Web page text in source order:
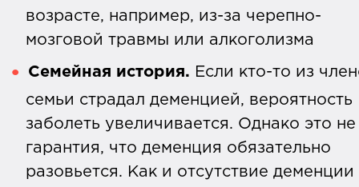
возрасте, например, из-за черепно-
мозговой травмы или алкоголизма
Семейная история. Если кто-то из
семьи страдал деменцией, вероятность
заболеть увеличивается. Однако это не
гарантия, что деменция обязательно
разовьется. Как и отсутствие деменции